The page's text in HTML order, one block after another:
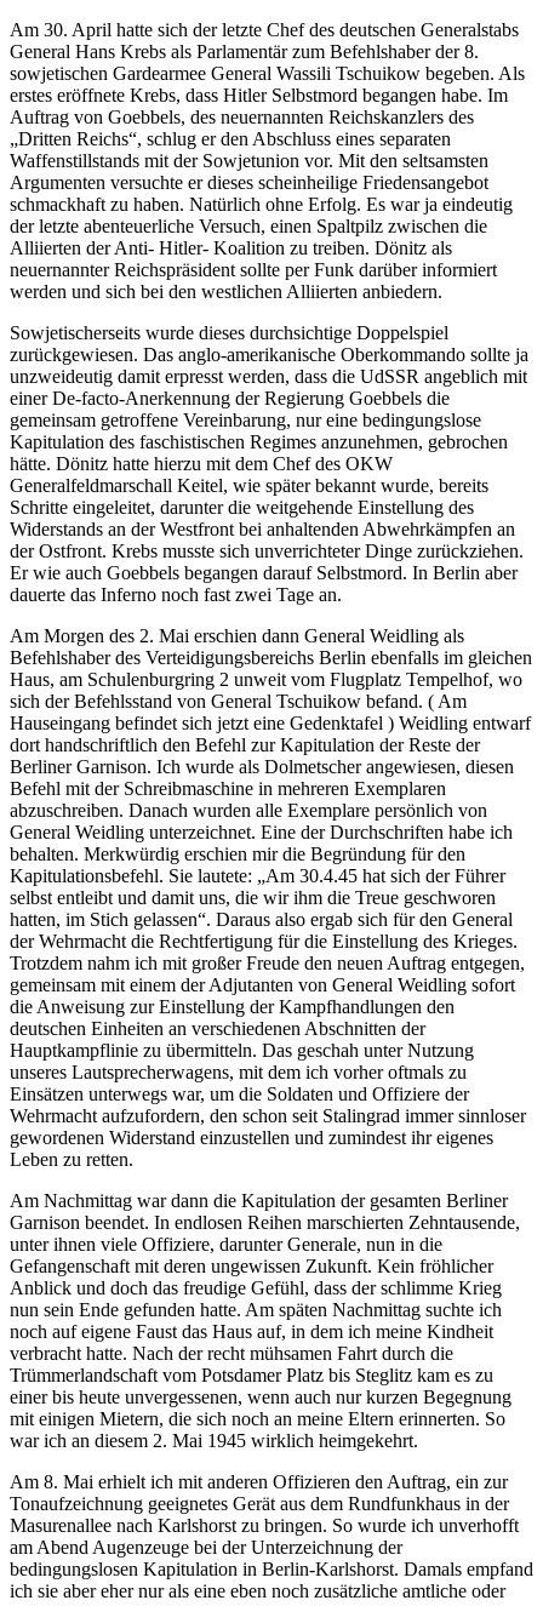
Am 30. April hatte sich der letzte Chef des deutschen Generalstabs
General Hans Krebs als Parlamentär zum Befehlshaber der 8.
sowjetischen Gardearmee General Wassili Tschuikow begeben. Als
erstes eröffnete Krebs, dass Hitler Selbstmord begangen habe. Im
Auftrag von Goebbels, des neuernannten Reichskanzlers des
„Dritten Reichs“, schlug er den Abschluss eines separaten
Waffenstillstands mit der Sowjetunion vor. Mit den seltsamsten
Argumenten versuchte er dieses scheinheilige Friedensangebot
schmackhaft zu haben. Natürlich ohne Erfolg. Es war ja eindeutig
der letzte abenteuerliche Versuch, einen Spaltpilz zwischen die
Alliierten der Anti- Hitler- Koalition zu treiben. Dönitz als
neuernannter Reichspräsident sollte per Funk darüber informiert
werden und sich bei den westlichen Alliierten anbiedern.
Sowjetischerseits wurde dieses durchsichtige Doppelspiel
zurückgewiesen. Das anglo-amerikanische Oberkommando sollte ja
unzweideutig damit erpresst werden, dass die UdSSR angeblich mit
einer De-facto-Anerkennung der Regierung Goebbels die
gemeinsam getroffene Vereinbarung, nur eine bedingungslose
Kapitulation des faschistischen Regimes anzunehmen, gebrochen
hätte. Dönitz hatte hierzu mit dem Chef des OKW
Generalfeldmarschall Keitel, wie später bekannt wurde, bereits
Schritte eingeleitet, darunter die weitgehende Einstellung des
Widerstands an der Westfront bei anhaltenden Abwehrkämpfen an
der Ostfront. Krebs musste sich unverrichteter Dinge zurückziehen.
Er wie auch Goebbels begangen darauf Selbstmord. In Berlin aber
dauerte das Inferno noch fast zwei Tage an.
Am Morgen des 2. Mai erschien dann General Weidling als
Befehlshaber des Verteidigungsbereichs Berlin ebenfalls im gleichen
Haus, am Schulenburgring 2 unweit vom Flugplatz Tempelhof, wo
sich der Befehlsstand von General Tschuikow befand. ( Am
Hauseingang befindet sich jetzt eine Gedenktafel ) Weidling entwarf
dort handschriftlich den Befehl zur Kapitulation der Reste der
Berliner Garnison. Ich wurde als Dolmetscher angewiesen, diesen
Befehl mit der Schreibmaschine in mehreren Exemplaren
abzuschreiben. Danach wurden alle Exemplare persönlich von
General Weidling unterzeichnet. Eine der Durchschriften habe ich
behalten. Merkwürdig erschien mir die Begründung für den
Kapitulationsbefehl. Sie lautete: „Am 30.4.45 hat sich der Führer
selbst entleibt und damit uns, die wir ihm die Treue geschworen
hatten, im Stich gelassen“. Daraus also ergab sich für den General
der Wehrmacht die Rechtfertigung für die Einstellung des Krieges.
Trotzdem nahm ich mit großer Freude den neuen Auftrag entgegen,
gemeinsam mit einem der Adjutanten von General Weidling sofort
die Anweisung zur Einstellung der Kampfhandlungen den
deutschen Einheiten an verschiedenen Abschnitten der
Hauptkampflinie zu übermitteln. Das geschah unter Nutzung
unseres Lautsprecherwagens, mit dem ich vorher oftmals zu
Einsätzen unterwegs war, um die Soldaten und Offiziere der
Wehrmacht aufzufordern, den schon seit Stalingrad immer sinnloser
gewordenen Widerstand einzustellen und zumindest ihr eigenes
Leben zu retten.
Am Nachmittag war dann die Kapitulation der gesamten Berliner
Garnison beendet. In endlosen Reihen marschierten Zehntausende,
unter ihnen viele Offiziere, darunter Generale, nun in die
Gefangenschaft mit deren ungewissen Zukunft. Kein fröhlicher
Anblick und doch das freudige Gefühl, dass der schlimme Krieg
nun sein Ende gefunden hatte. Am späten Nachmittag suchte ich
noch auf eigene Faust das Haus auf, in dem ich meine Kindheit
verbracht hatte. Nach der recht mühsamen Fahrt durch die
Trümmerlandschaft vom Potsdamer Platz bis Steglitz kam es zu
einer bis heute unvergessenen, wenn auch nur kurzen Begegnung
mit einigen Mietern, die sich noch an meine Eltern erinnerten. So
war ich an diesem 2. Mai 1945 wirklich heimgekehrt.
Am 8. Mai erhielt ich mit anderen Offizieren den Auftrag, ein zur
Tonaufzeichnung geeignetes Gerät aus dem Rundfunkhaus in der
Masurenallee nach Karlshorst zu bringen. So wurde ich unverhofft
am Abend Augenzeuge bei der Unterzeichnung der
bedingungslosen Kapitulation in Berlin-Karlshorst. Damals empfand
ich sie aber eher nur als eine eben noch zusätzliche amtliche oder